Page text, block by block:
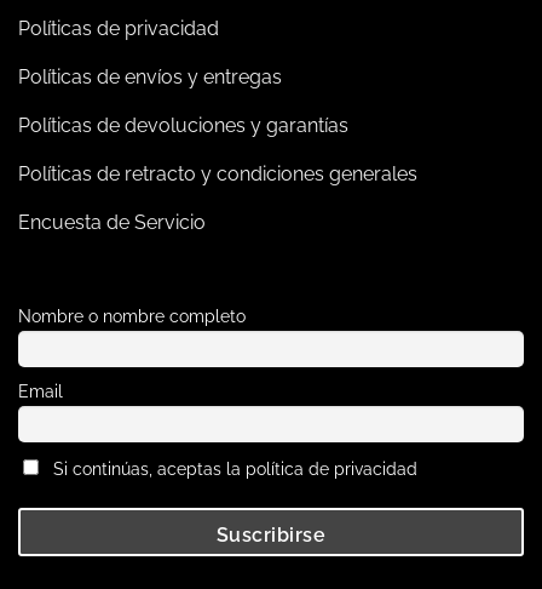
Políticas de privacidad
Políticas de envíos y entregas
Políticas de devoluciones y garantías
Políticas de retracto y condiciones generales
Encuesta de Servicio
Nombre o nombre completo
Email
Si continúas, aceptas la política de privacidad